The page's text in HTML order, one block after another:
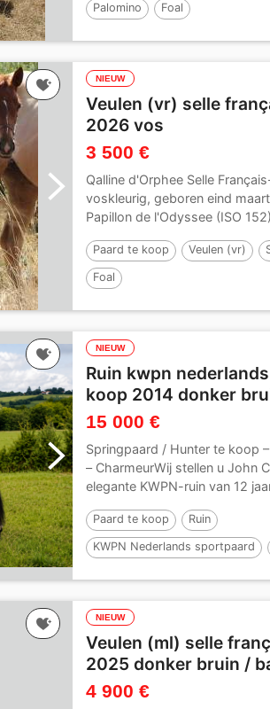
Palomino Foal
NIEUW
Veulen (vr) selle
2026 vos
3 500 €
Qalline d'Orphee Selle
voskleurig, geboren eind
Papillon de l'Odyssee (ISO
Paard te koop Veulen (vr)
Foal
NIEUW
Ruin kwpn
koop 2014 donker
15 000 €
Springpaard / Hunter te koop
– Charmeur ​ Wij stellen u John
elegante KWPN-ruin van 12
Paard te koop Ruin
KWPN Nederlands sportpaard
NIEUW
Veulen (ml) selle
2025 donker bruin /
4 900 €